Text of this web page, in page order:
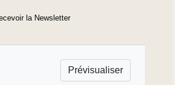
la Newsletter